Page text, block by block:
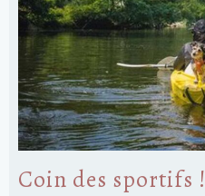
Coin des sportifs !